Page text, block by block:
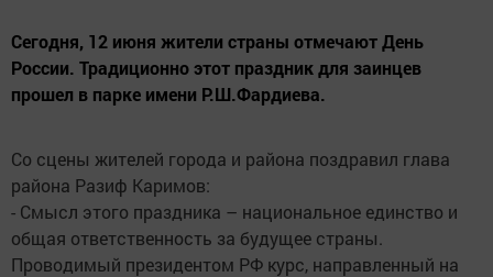
Сегодня, 12 июня жители страны отмечают День
России. Традиционно этот праздник для заинцев
прошел в парке имени Р.Ш.Фардиева.
Со сцены жителей города и района поздравил глава
района Разиф Каримов:
- Смысл этого праздника – национальное единство и
общая ответственность за будущее страны.
Проводимый президентом РФ курс, направленный на